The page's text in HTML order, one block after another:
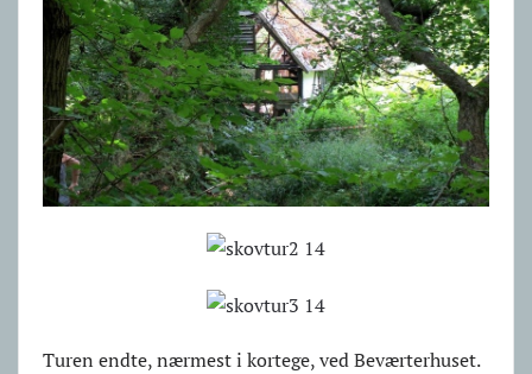
Turen endte, nærmest i kortege, ved Beværterhuset.